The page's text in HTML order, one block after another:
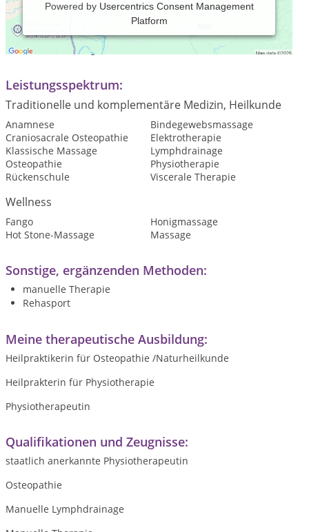
Powered by Usercentrics Consent Management
Platform
Praxiszeiten:
Nach Vereinbarung
Leistungsspektrum:
Traditionelle und komplementäre Medizin, Heilkunde
Anamnese
Bindegewebsmassage
Craniosacrale Osteopathie
Elektrotherapie
Klassische Massage
Lymphdrainage
Osteopathie
Physiotherapie
Rückenschule
Viscerale Therapie
Wellness
Fango
Honigmassage
Hot Stone-Massage
Massage
Sonstige, ergänzenden Methoden:
manuelle Therapie
Rehasport
Meine therapeutische Ausbildung:
Heilpraktikerin für Osteopathie /Naturheilkunde
Heilprakterin für Physiotherapie
Physiotherapeutin
Qualifikationen und Zeugnisse:
staatlich anerkannte Physiotherapeutin
Osteopathie
Manuelle Lymphdrainage